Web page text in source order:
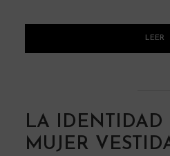
LEER
LA IDENTIDAD
MUJER